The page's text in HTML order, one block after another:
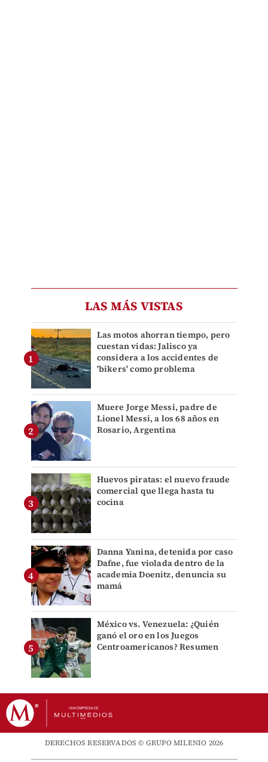
LAS MÁS VISTAS
Las motos ahorran tiempo, pero
cuestan vidas: Jalisco ya
considera a los accidentes de
'bikers' como problema
Muere Jorge Messi, padre de
Lionel Messi, a los 68 años en
Rosario, Argentina
Huevos piratas: el nuevo fraude
comercial que llega hasta tu
cocina
Danna Yanina, detenida por caso
Dafne, fue violada dentro de la
academia Doenitz, denuncia su
mamá
México vs. Venezuela: ¿Quién
ganó el oro en los Juegos
Centroamericanos? Resumen
DERECHOS RESERVADOS © GRUPO MILENIO 2026